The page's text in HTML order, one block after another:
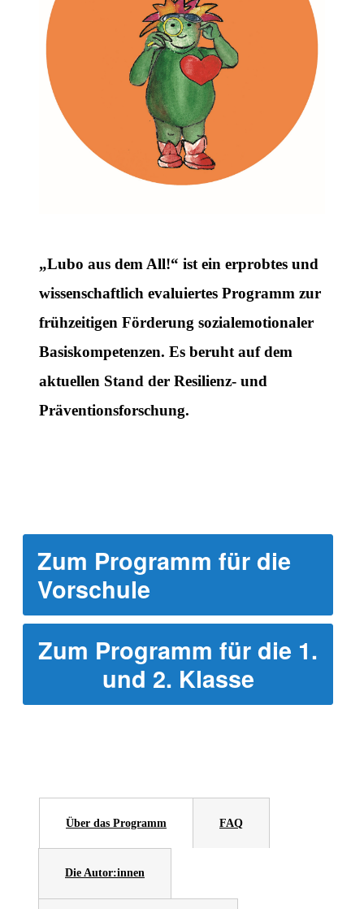
„Lubo aus dem All!“ ist ein erprobtes und
wissenschaftlich evaluiertes Programm zur
frühzeitigen Förderung sozialemotionaler
Basiskompetenzen. Es beruht auf dem
aktuellen Stand der Resilienz- und
Präventionsforschung.
Zum Programm für die
Vorschule
Zum Programm für die 1.
und 2. Klasse
Über das Programm FAQ
Die Autor:innen